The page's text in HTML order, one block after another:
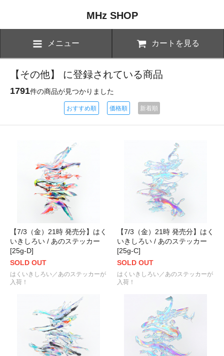
MHz SHOP
メニュー カートを見る
【その他】 に登録されている商品
1791件の商品が見つかりました
おすすめ順 価格順 新着順
【7/3（金）21時 発売分】はく
いきしろい / あのステッカー
[25g-D]
SOLD OUT
はくいきしろい／あのステッカーが
入荷！
【7/3（金）21時 発売分】はく
いきしろい / あのステッカー
[25g-C]
SOLD OUT
はくいきしろい／あのステッカーが
入荷！